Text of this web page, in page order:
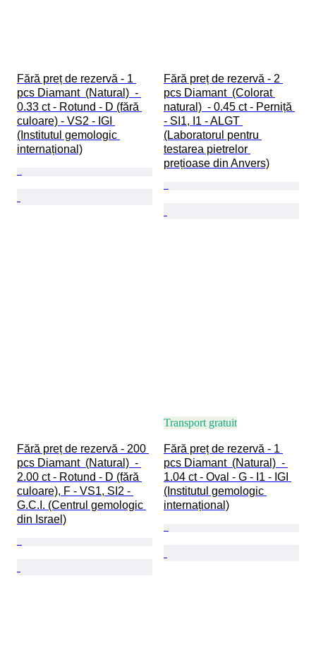
Fără preț de rezervă - 1
pcs Diamant  (Natural)  -
0.33 ct - Rotund - D (fără
culoare) - VS2 - IGI
(Institutul gemologic
internațional)
Fără preț de rezervă - 2
pcs Diamant  (Colorat
natural)  - 0.45 ct - Perniță
- SI1, I1 - ALGT
(Laboratorul pentru
testarea pietrelor
prețioase din Anvers)
Fără preț de rezervă - 200
pcs Diamant  (Natural)  -
2.00 ct - Rotund - D (fără
culoare), F - VS1, SI2 -
G.C.I. (Centrul gemologic
din Israel)
Transport gratuit
Fără preț de rezervă - 1
pcs Diamant  (Natural)  -
1.04 ct - Oval - G - I1 - IGI
(Institutul gemologic
internațional)